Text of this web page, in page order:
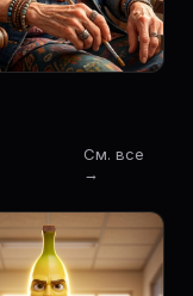
См. все
→